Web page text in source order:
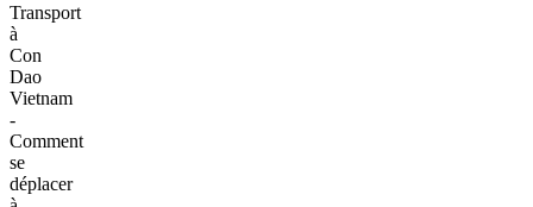
Transport
à
Con
Dao
Vietnam
-
Comment
se
déplacer